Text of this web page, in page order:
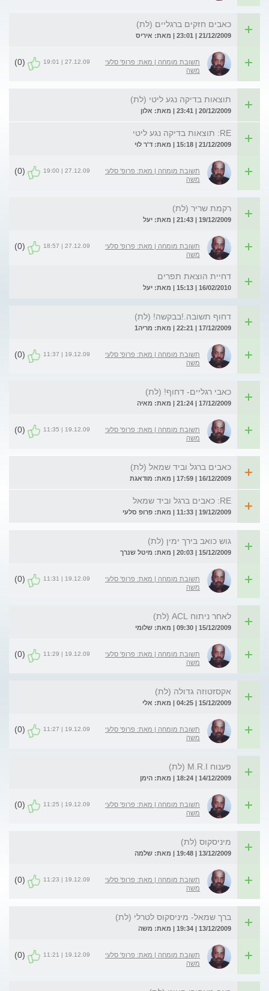
כאבים חזקים ברגליים (לת)
21/12/2009 | 23:01 | מאת: איריס
תשובת מומחה | מאת: פרופ' סלעי
משה
27.12.09 | 19:01
(0)
תוצאות בדיקה נגע ליטי (לת)
20/12/2009 | 23:41 | מאת: אלון
RE: תוצאות בדיקה נגע ליטי
21/12/2009 | 15:18 | מאת: ד'ר לוי
תשובת מומחה | מאת: פרופ' סלעי
משה
27.12.09 | 19:00
(0)
רקמת שריר (לת)
19/12/2009 | 21:43 | מאת: יעל
תשובת מומחה | מאת: פרופ' סלעי
משה
27.12.09 | 18:57
(0)
דחיית הוצאת תפרים
16/02/2010 | 15:13 | מאת: יעל
דחוף תשובה.!בבקשה! (לת)
17/12/2009 | 22:21 | מאת: מריה1
תשובת מומחה | מאת: פרופ' סלעי
משה
19.12.09 | 11:37
(0)
כאבי רגליים- דחוף! (לת)
17/12/2009 | 21:24 | מאת: מאיה
תשובת מומחה | מאת: פרופ' סלעי
משה
19.12.09 | 11:35
(0)
כאבים ברגל וביד שמאל (לת)
16/12/2009 | 17:59 | מאת: מודאגת
RE: כאבים ברגל וביד שמאל
19/12/2009 | 11:33 | מאת: פרופ סלעי
גוש כואב בירך ימין (לת)
15/12/2009 | 20:03 | מאת: מיטל שנרך
תשובת מומחה | מאת: פרופ' סלעי
משה
19.12.09 | 11:31
(0)
לאחר ניתוח ACL (לת)
15/12/2009 | 09:30 | מאת: שלומי
תשובת מומחה | מאת: פרופ' סלעי
משה
19.12.09 | 11:29
(0)
אקסזטוזה גדולה (לת)
15/12/2009 | 04:25 | מאת: אלי
תשובת מומחה | מאת: פרופ' סלעי
משה
19.12.09 | 11:27
(0)
פענוח M.R.I (לת)
14/12/2009 | 18:24 | מאת: הימן
תשובת מומחה | מאת: פרופ' סלעי
משה
19.12.09 | 11:25
(0)
מיניסקוס (לת)
13/12/2009 | 19:48 | מאת: שלמה
תשובת מומחה | מאת: פרופ' סלעי
משה
19.12.09 | 11:23
(0)
ברך שמאל- מיניסקוס לטרלי (לת)
13/12/2009 | 19:34 | מאת: משה
תשובת מומחה | מאת: פרופ' סלעי
משה
19.12.09 | 11:21
(0)